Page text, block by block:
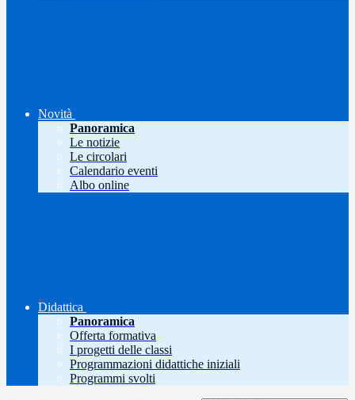
Novità
Panoramica
Le notizie
Le circolari
Calendario eventi
Albo online
Didattica
Panoramica
Offerta formativa
I progetti delle classi
Programmazioni didattiche iniziali
Programmi svolti